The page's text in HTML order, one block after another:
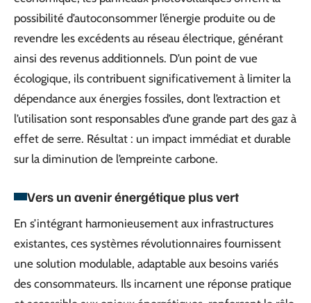
possibilité d’autoconsommer l’énergie produite ou de
revendre les excédents au réseau électrique, générant
ainsi des revenus additionnels. D’un point de vue
écologique, ils contribuent significativement à limiter la
dépendance aux énergies fossiles, dont l’extraction et
l’utilisation sont responsables d’une grande part des gaz à
effet de serre. Résultat : un impact immédiat et durable
sur la diminution de l’empreinte carbone.
Vers un avenir énergétique plus vert
En s’intégrant harmonieusement aux infrastructures
existantes, ces systèmes révolutionnaires fournissent
une solution modulable, adaptable aux besoins variés
des consommateurs. Ils incarnent une réponse pratique